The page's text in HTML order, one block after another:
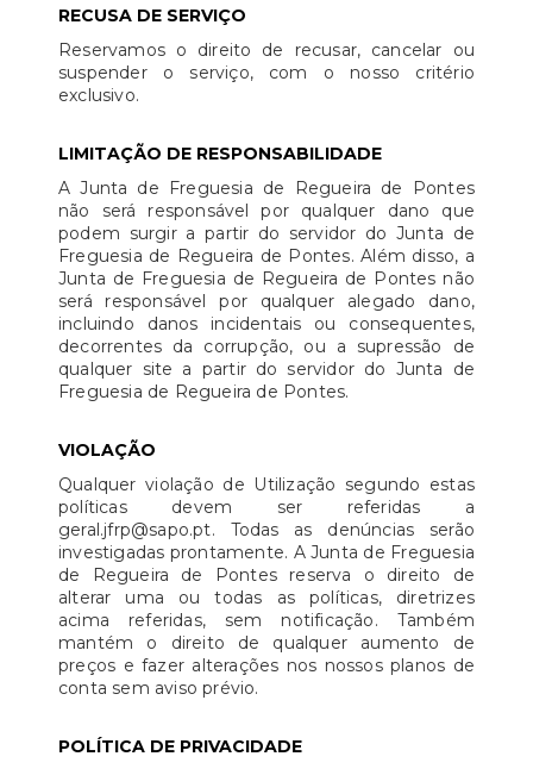
RECUSA DE SERVIÇO
Reservamos o direito de recusar, cancelar ou
suspender o serviço, com o nosso critério
exclusivo.
LIMITAÇÃO DE RESPONSABILIDADE
A Junta de Freguesia de Regueira de Pontes
não será responsável por qualquer dano que
podem surgir a partir do servidor do Junta de
Freguesia de Regueira de Pontes. Além disso, a
Junta de Freguesia de Regueira de Pontes não
será responsável por qualquer alegado dano,
incluindo danos incidentais ou consequentes,
decorrentes da corrupção, ou a supressão de
qualquer site a partir do servidor do Junta de
Freguesia de Regueira de Pontes.
VIOLAÇÃO
Qualquer violação de Utilização segundo estas
políticas devem ser referidas a
geral.jfrp@sapo.pt. Todas as denúncias serão
investigadas prontamente. A Junta de Freguesia
de Regueira de Pontes reserva o direito de
alterar uma ou todas as políticas, diretrizes
acima referidas, sem notificação. Também
mantém o direito de qualquer aumento de
preços e fazer alterações nos nossos planos de
conta sem aviso prévio.
POLÍTICA DE PRIVACIDADE